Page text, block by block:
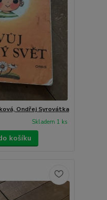
Ondřej Syrovátka
Skladem 1 ks
košíku